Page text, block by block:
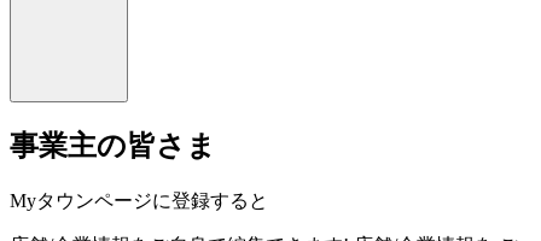
事業主の皆さま
Myタウンページに登録すると